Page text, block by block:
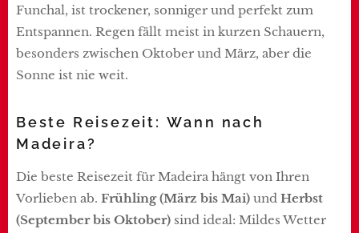
Funchal, ist trockener, sonniger und perfekt zum
Entspannen. Regen fällt meist in kurzen Schauern,
besonders zwischen Oktober und März, aber die
Sonne ist nie weit.
Beste Reisezeit: Wann nach
Madeira?
Die beste Reisezeit für Madeira hängt von Ihren
Vorlieben ab. Frühling (März bis Mai) und Herbst
(September bis Oktober) sind ideal: Mildes Wetter